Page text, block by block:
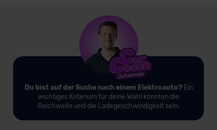
Du bist auf der Suche nach einem Elektroauto?Ein
wichtiges Kriterium für deine Wahl könnten die
Reichweite und die Ladegeschwindigkeit sein.